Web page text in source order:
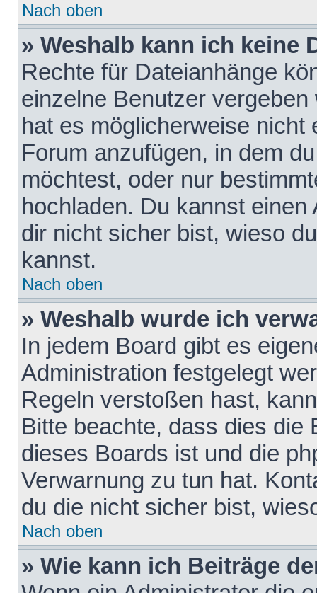
Nach oben
» Weshalb kann ich keine
Rechte für Dateianhänge
einzelne Benutzer
hat es möglicherweise nicht
Forum anzufügen, in dem
möchtest, oder nur
hochladen. Du kannst
dir nicht sicher bist, wieso
kannst.
Nach oben
» Weshalb wurde ich
In jedem Board gibt es
Administration festgelegt
Regeln verstoßen hast,
Bitte beachte, dass dies die
dieses Boards ist und die
Verwarnung zu tun hat.
du die nicht sicher bist,
Nach oben
» Wie kann ich Beiträge